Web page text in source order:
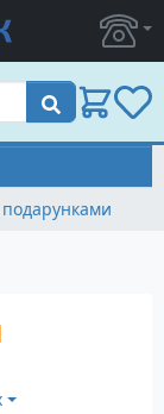
Пошук
подарунками